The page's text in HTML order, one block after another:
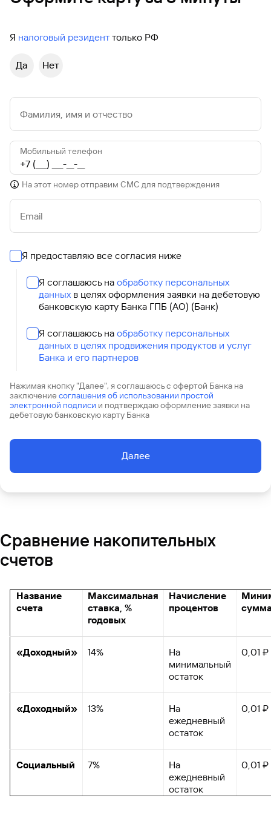
Я налоговый резиденттолько РФ
Да Нет
Фамилия, имя и отчество
Мобильный телефон
На этот номер отправим СМС для подтверждения
Email
Я предоставляю все согласия ниже
Я соглашаюсь на обработку персональных
данных в целях оформления заявки на дебетовую
банковскую карту Банка ГПБ (АО) (Банк)
Я соглашаюсь на обработку персональных
данных в целях продвижения продуктов и услуг
Банка и его партнеров
Нажимая кнопку "Далее", я соглашаюсь с офертой Банка на
заключениесоглашения об использовании простой
электронной подписи и подтверждаю оформление заявки на
дебетовую банковскую карту Банка
Далее
Сравнение накопительных
счетов
Название
счета
Максимальная
ставка, %
годовых
Начисление
процентов
«Доходный» 14%
На
минимальный
остаток
0,01 ₽
«Доходный» 13%
На
ежедневный
остаток
0,01 ₽
Социальный 7%
На
ежедневный
остаток
0,01 ₽